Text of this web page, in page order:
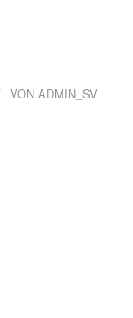
VON ADMIN_SV